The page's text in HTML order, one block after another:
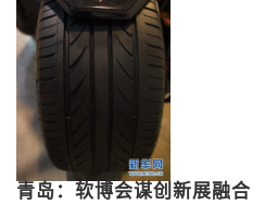
青岛：软博会谋创新展融合